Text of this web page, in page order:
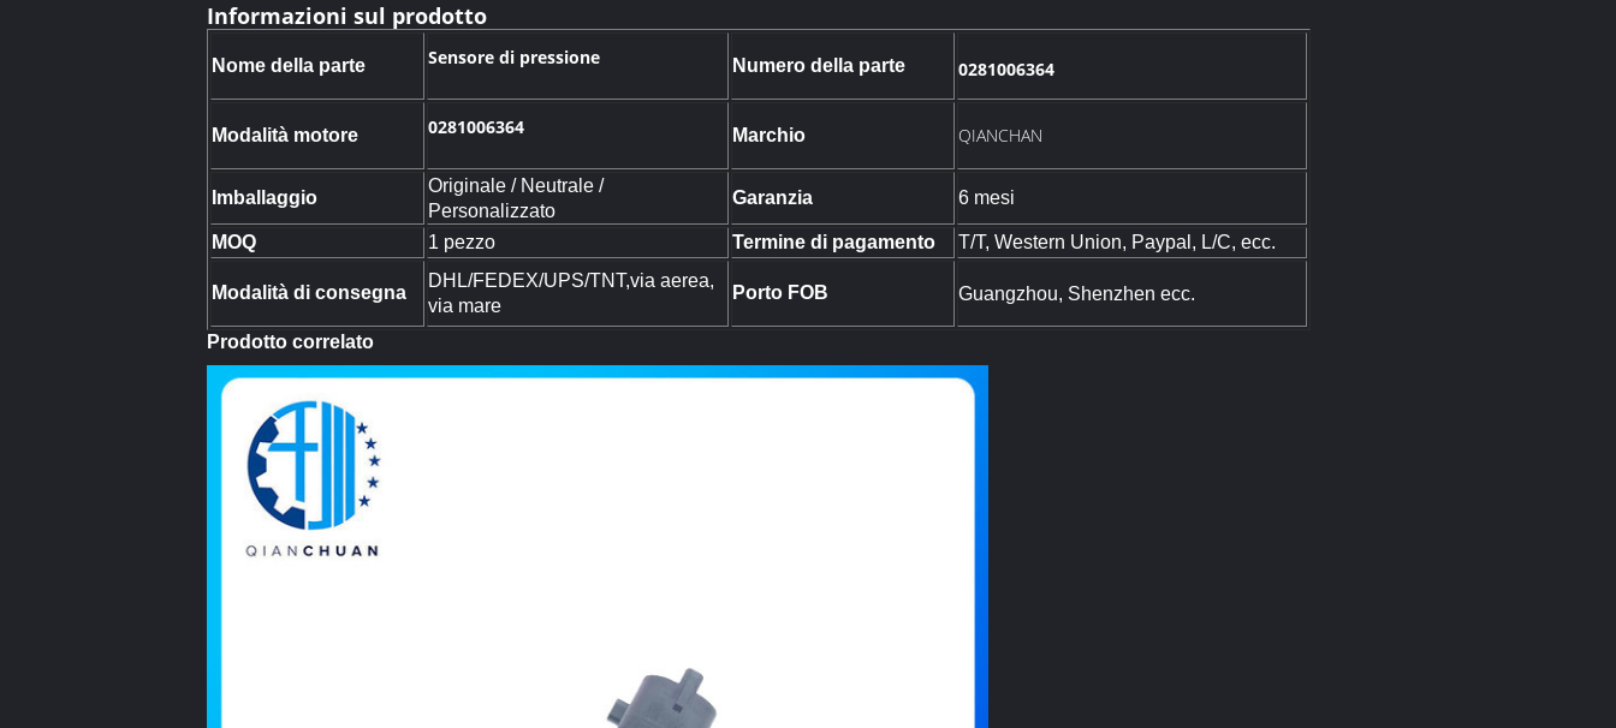
Informazioni sul prodotto
Nome della parte Sensore di pressione Numero della parte 0281006364
Modalità motore 0281006364 Marchio QIANCHAN
Imballaggio
Originale / Neutrale /
Personalizzato
Garanzia 6 mesi
MOQ 1 pezzo Termine di pagamento T/T, Western Union, Paypal, L/C, ecc.
Modalità di consegna
DHL/FEDEX/UPS/TNT,via aerea,
via mare
Porto FOB Guangzhou, Shenzhen ecc.
Prodotto correlato